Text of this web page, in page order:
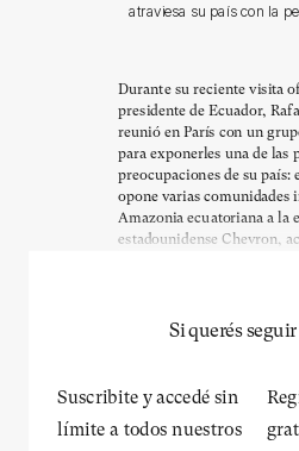
atraviesa su país con la
Durante su reciente visita
presidente de Ecuador,
reunió en París con un
para exponerles una de las
preocupaciones de su país:
opone varias comunidades
Amazonia ecuatoriana a la
estadounidense Chevron,
Si querés
Suscribite y accedé sin
límite a todos nuestros